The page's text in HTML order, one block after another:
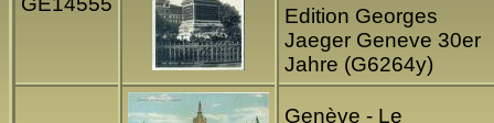
Edition Georges
Jaeger Geneve 30er
Jahre (G6264y)
Genève - Le